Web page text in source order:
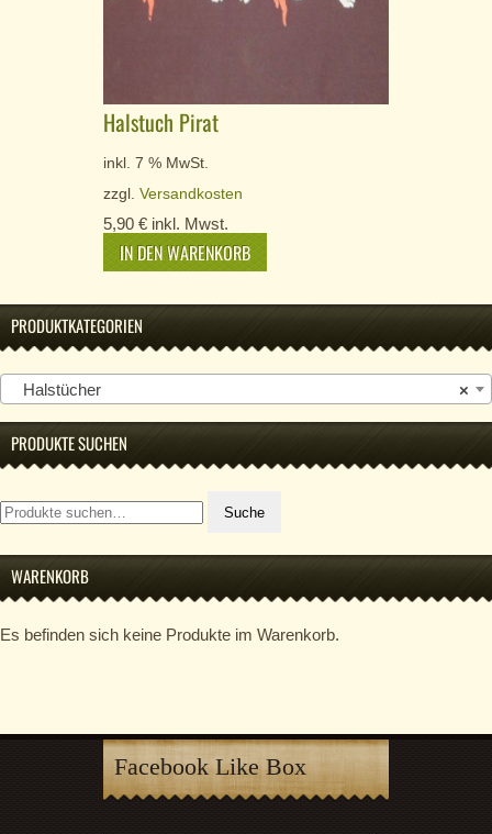
Halstuch Pirat
inkl. 7 % MwSt.
zzgl. Versandkosten
5,90 € inkl. Mwst.
IN DEN WARENKORB
PRODUKTKATEGORIEN
×
Halstücher
PRODUKTE SUCHEN
Suche
nach:
Suche
WARENKORB
Es befinden sich keine Produkte im Warenkorb.
Facebook Like Box